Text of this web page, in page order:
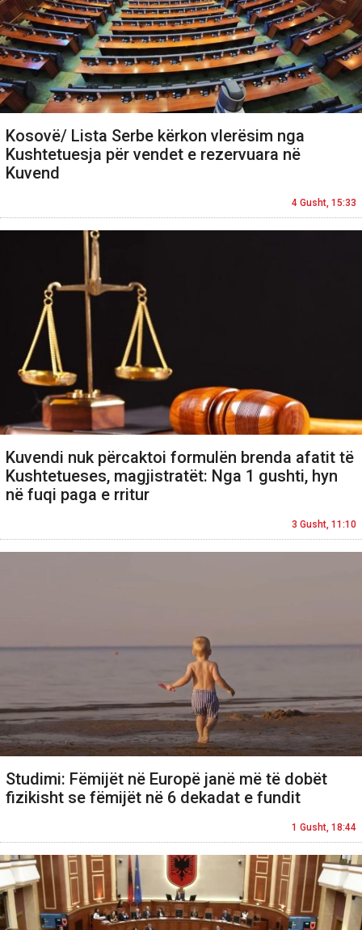
Kosovë/ Lista Serbe kërkon vlerësim nga
Kushtetuesja për vendet e rezervuara në
Kuvend
4 Gusht, 15:33
Kuvendi nuk përcaktoi formulën brenda afatit të
Kushtetueses, magjistratët: Nga 1 gushti, hyn
në fuqi paga e rritur
3 Gusht, 11:10
Studimi: Fëmijët në Europë janë më të dobët
fizikisht se fëmijët në 6 dekadat e fundit
1 Gusht, 18:44